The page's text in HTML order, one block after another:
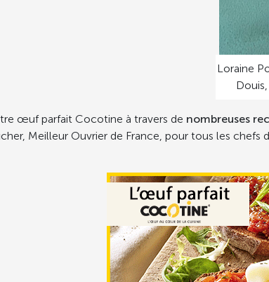
Loraine
œuf parfait Cocotine à travers de nombreuses
Meilleur Ouvrier de France, pour tous les chefs